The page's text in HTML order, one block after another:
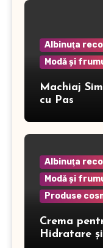
Albinuţa
Modă şi
Machiaj
cu Pas
Albinuţa
Modă şi
Produse
Crema
Hidratare